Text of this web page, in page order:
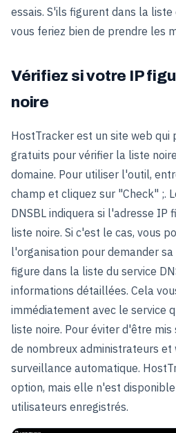
essais. S'ils figurent dans la liste
vous feriez bien de prendre les
Vérifiez si votre IP
noire
HostTracker est un site web qui
gratuits pour vérifier la liste
domaine. Pour utiliser l'outil,
champ et cliquez sur "Check" ;.
DNSBL indiquera si l'adresse IP
liste noire. Si c'est le cas, vous
l'organisation pour demander sa
figure dans la liste du service
informations détaillées. Cela
immédiatement avec le service
liste noire. Pour éviter d'être
de nombreux administrateurs
surveillance automatique.
option, mais elle n'est
utilisateurs enregistrés.